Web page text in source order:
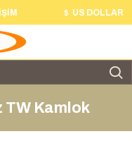
$ US DOLLAR
TW Kamlok